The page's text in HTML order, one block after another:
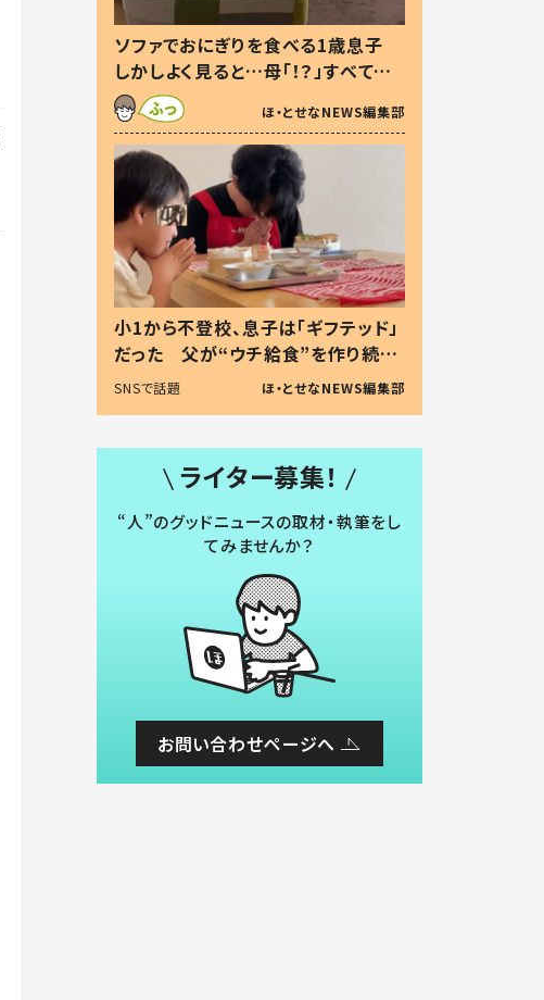
ソファでおにぎりを食べる1歳息子
しかしよく見ると…母「！？」すべてを
察した母の投稿に「可愛いから許
す！」「現行犯〜」
ほ・とせなNEWS編集部
小1から不登校、息子は「ギフテッド」
だった 父が“ウチ給食”を作り続け
る理由とは #令和の親 #令和の子
SNSで話題 ほ・とせなNEWS編集部
ライター募集！
“人”のグッドニュースの取材・執筆をし
てみませんか？
お問い合わせページへ